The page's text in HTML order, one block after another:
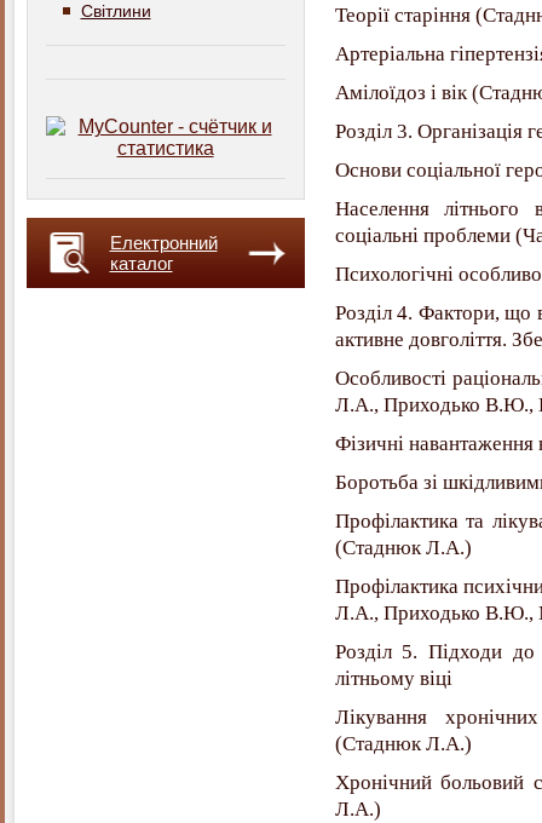
Світлини
Електронний
каталог
Теорії старіння
Артеріальна
Амілоїдоз і вік
Розділ 3. Організація
Основи соціальної
Населення літнього
соціальні проблеми
Психологічні
Розділ 4. Фактори, що
активне довголіття.
Особливості
Л.А., Приходько В.Ю.,
Фізичні
Боротьба зі
Профілактика та
(Стаднюк Л.А.)
Профілактика
Л.А., Приходько В.Ю.,
Розділ 5. Підходи до
літньому віці
Лікування
(Стаднюк Л.А.)
Хронічний больовий
Л.А.)